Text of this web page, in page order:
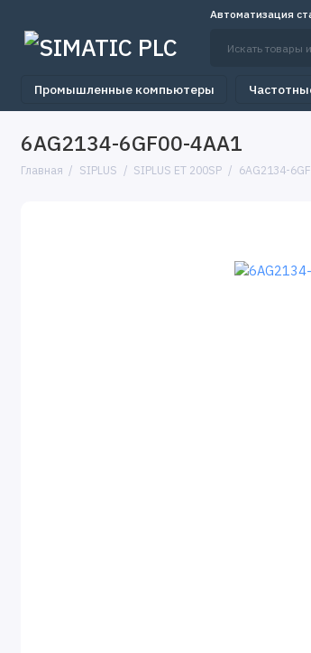
Автоматизация
Промышленные компьютеры
6AG2134-6GF00-4AA1
Главная SIPLUS SIPLUS ET 200SP 6AG2134-